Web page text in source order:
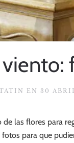
EN 30
las flores para
para que